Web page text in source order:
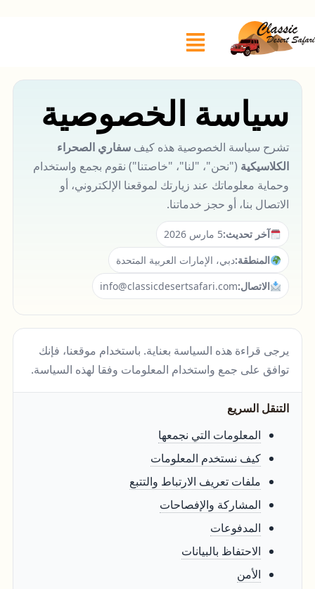
سياسة الخصوصية
تشرح سياسة الخصوصية هذه كيف سفاري الصحراء
الكلاسيكية ("نحن"، "لنا"، "خاصتنا") نقوم بجمع واستخدام
وحماية معلوماتك عند زيارتك لموقعنا الإلكتروني، أو
الاتصال بنا، أو حجز خدماتنا.
آخر تحديث:5 مارس 2026
المنطقة:دبي، الإمارات العربية المتحدة
الاتصال:info@classicdesertsafari.com
يرجى قراءة هذه السياسة بعناية. باستخدام موقعنا، فإنك
توافق على جمع واستخدام المعلومات وفقا لهذه السياسة.
التنقل السريع
المعلومات التي نجمعها
كيف نستخدم المعلومات
ملفات تعريف الارتباط والتتبع
المشاركة والإفصاحات
المدفوعات
الاحتفاظ بالبيانات
الأمن